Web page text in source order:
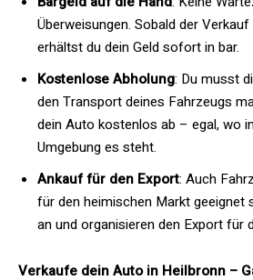
Überweisungen. Sobald der
erhältst du dein Geld sofort in bar.
Kostenlose Abholung: Du musst
den Transport deines Fahrzeugs
dein Auto kostenlos ab – egal, wo
Umgebung es steht.
Ankauf für den Export: Auch
für den heimischen Markt geeignet
an und organisieren den Export für
Verkaufe dein Auto in Heilbronn –